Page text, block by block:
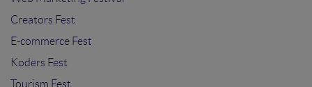
Creators Fest
E-commerce Fest
Koders Fest
Tourism Fest